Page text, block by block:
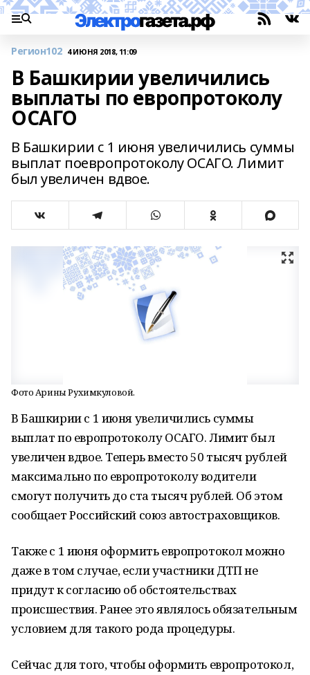
Регион102 4 ИЮНЯ 2018, 11:09
В Башкирии увеличились
выплаты по европротоколу
ОСАГО
В Башкирии с 1 июня увеличились суммы
выплат поевропротоколу ОСАГО. Лимит
был увеличен вдвое.
Фото Арины Рухимкуловой.
В Башкирии с 1 июня увеличились суммы
выплат по европротоколу ОСАГО. Лимит был
увеличен вдвое. Теперь вместо 50 тысяч рублей
максимально по европротоколу водители
смогут получить до ста тысяч рублей. Об этом
сообщает Российский союз автостраховщиков.
Также с 1 июня оформить европротокол можно
даже в том случае, если участники ДТП не
придут к согласию об обстоятельствах
происшествия. Ранее это являлось обязательным
условием для такого рода процедуры.
Сейчас для того, чтобы оформить европротокол,